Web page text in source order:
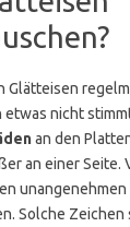
Glätteisen
nicht
an den
an einer Seite.
Solche